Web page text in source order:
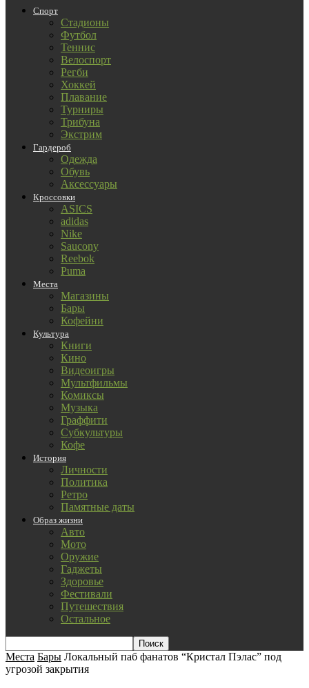
Спорт
Стадионы
Футбол
Теннис
Велоспорт
Регби
Хоккей
Плавание
Турниры
Трибуна
Экстрим
Гардероб
Одежда
Обувь
Аксессуары
Кроссовки
ASICS
adidas
Nike
Saucony
Reebok
Puma
Места
Магазины
Бары
Кофейни
Культура
Книги
Кино
Видеоигры
Мультфильмы
Комиксы
Музыка
Граффити
Субкультуры
Кофе
История
Личности
Политика
Ретро
Памятные даты
Образ жизни
Авто
Мото
Оружие
Гаджеты
Здоровье
Фестивали
Путешествия
Остальное
Места Бары Локальный паб фанатов “Кристал Пэлас” под
угрозой закрытия